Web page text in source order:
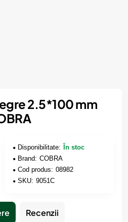
2.5*100 mm
Disponibilitate:
În stoc
Brand: COBRA
Cod produs: 08982
SKU: 9051C
Recenzii